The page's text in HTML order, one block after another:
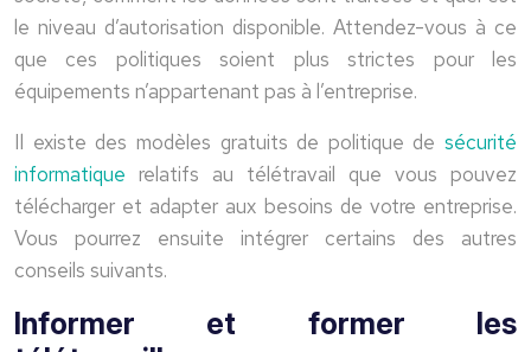
le niveau d’autorisation disponible. Attendez-vous à ce
que ces politiques soient plus strictes pour les
équipements n’appartenant pas à l’entreprise.
Il existe des modèles gratuits de politique de sécurité
informatique relatifs au télétravail que vous pouvez
télécharger et adapter aux besoins de votre entreprise.
Vous pourrez ensuite intégrer certains des autres
conseils suivants.
Informer et former les